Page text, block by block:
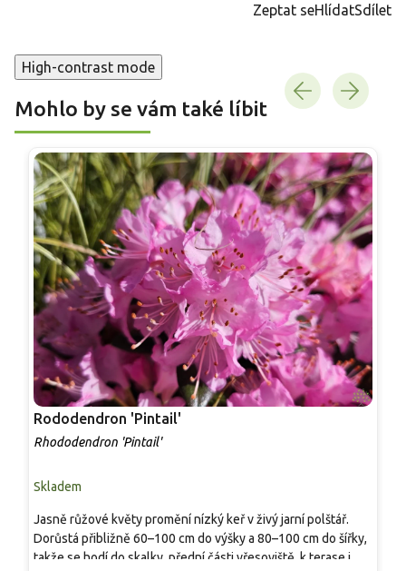
Zeptat seHlídatSdílet
High-contrast mode
Mohlo by se vám také líbit
Rododendron 'Pintail'
Rhododendron 'Pintail'
Skladem
Jasně růžové květy promění nízký keř v živý jarní polštář.
Dorůstá přibližně 60–100 cm do výšky a 80–100 cm do šířky,
takže se hodí do skalky, přední části vřesoviště, k terase i do